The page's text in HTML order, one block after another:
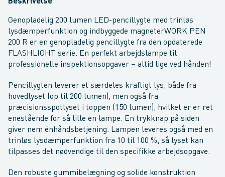
Genopladelig 200 lumen LED-pencillygte med trinløs
lysdæmperfunktion og indbyggede magneterWORK PEN
200 R er en genopladelig pencillygte fra den opdaterede
FLASHLIGHT serie. En perfekt arbejdslampe til
professionelle inspektionsopgaver – altid lige ved hånden!
Pencillygten leverer et særdeles kraftigt lys, både fra
hovedlyset (op til 200 lumen), men også fra
præcisionsspotlyset i toppen (150 lumen), hvilket er er ret
enestående for så lille en lampe. En trykknap på siden
giver nem énhåndsbetjening. Lampen leveres også med en
trinløs lysdæmperfunktion fra 10 til 100 %, så lyset kan
tilpasses det nødvendige til den specifikke arbejdsopgave.
Den robuste gummibelægning og solide konstruktion